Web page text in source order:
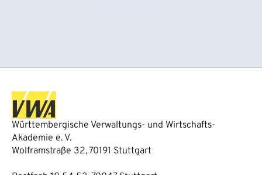
Württembergische Verwaltungs- und Wirtschafts-
Akademie e. V.
Wolframstraße 32, 70191 Stuttgart